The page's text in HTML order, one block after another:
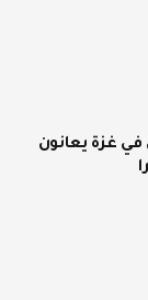
ألف شخص في غزة يعانون